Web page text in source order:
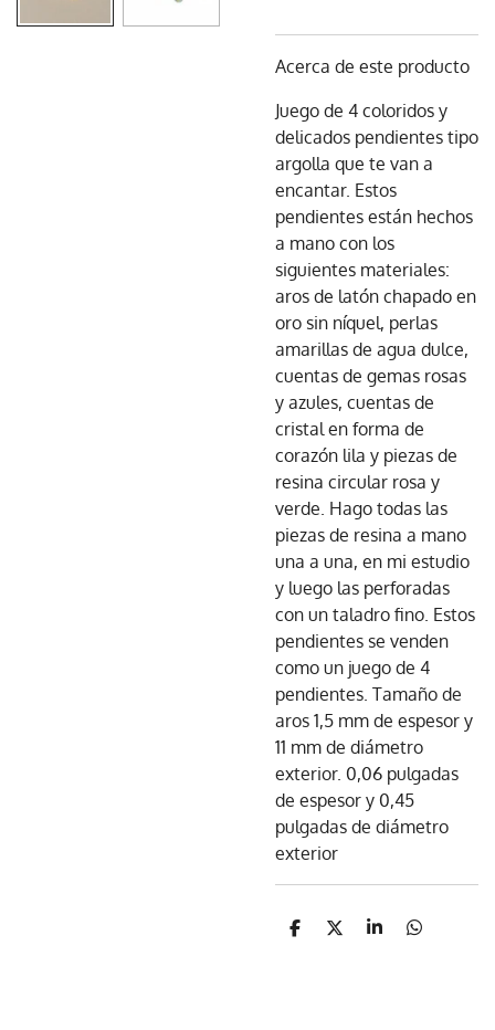
Acerca de este producto
Juego de 4 coloridos y
delicados pendientes tipo
argolla que te van a
encantar. Estos
pendientes están hechos
a mano con los
siguientes materiales:
aros de latón chapado en
oro sin níquel, perlas
amarillas de agua dulce,
cuentas de gemas rosas
y azules, cuentas de
cristal en forma de
corazón lila y piezas de
resina circular rosa y
verde. Hago todas las
piezas de resina a mano
una a una, en mi estudio
y luego las perforadas
con un taladro fino. Estos
pendientes se venden
como un juego de 4
pendientes. Tamaño de
aros 1,5 mm de espesor y
11 mm de diámetro
exterior. 0,06 pulgadas
de espesor y 0,45
pulgadas de diámetro
exterior
C
C
C
C